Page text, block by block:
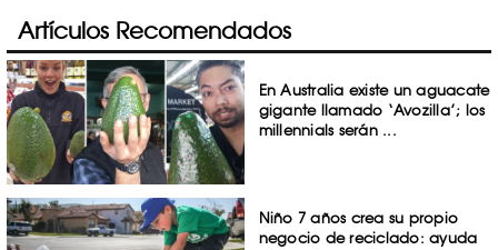
Artículos Recomendados
En Australia existe un aguacate
gigante llamado ‘Avozilla’; los
millennials serán ...
Niño 7 años crea su propio
negocio de reciclado: ayuda